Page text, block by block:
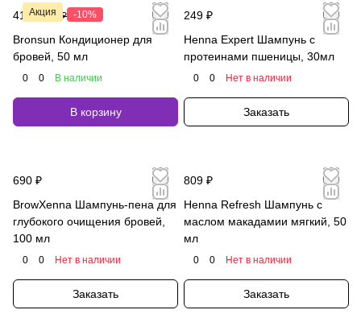
Акция
411 ₽457 ₽ -10%
Bronsun Кондиционер для
бровей, 50 мл
0 0 В наличии
В корзину
249 ₽
Henna Expert Шампунь c
протеинами пшеницы, 30мл
0 0 Нет в наличии
Заказать
690 ₽
BrowXenna Шампунь-пена для
глубокого очищения бровей,
100 мл
0 0 Нет в наличии
Заказать
809 ₽
Henna Refresh Шампунь c
маслом макадамии мягкий, 50
мл
0 0 Нет в наличии
Заказать